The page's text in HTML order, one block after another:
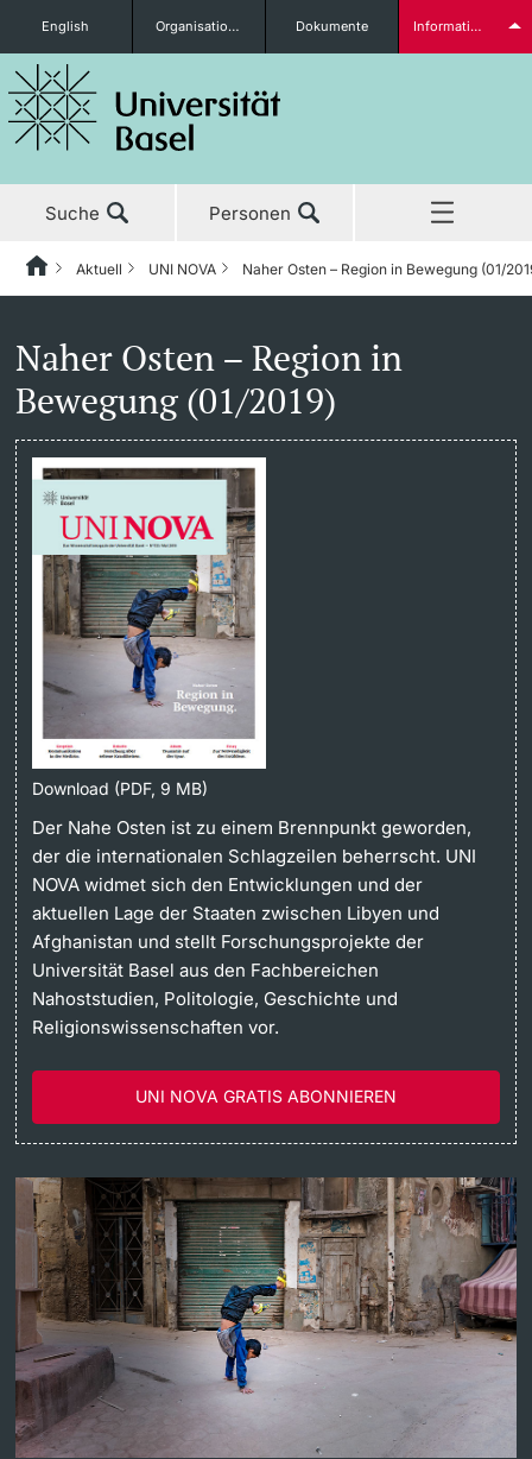
Studieninteressierte
Studierende
weitere Informationen
Doktorierende
weitere Informationen
Fördernde & Alumni
weitere Informationen
Dozierende
weitere Informationen
English Organisationseinheiten Dokumente Informationen für...
Suche Personen
Aktuell
Aktuell
News
Ehrungen & Preise
Newsletter
Universität in den Medien
Veranstaltungskalender
Social Media
UNI NOVA
UNI NOVA
UNI NOVA – Alle Ausgaben
UNI NOVA bestellen
Mediadaten
Service für Medien
Podcasts
Ukraine
Studium
Forschung
Lehre
Weiterbildung
Universität
HomeZurückAktuell UNI NOVA Naher Osten – Region in Bewegung (01/
Naher Osten – Region in
Bewegung (01/2019)
Download (PDF, 9 MB)
Der Nahe Osten ist zu einem Brennpunkt geworden,
der die internationalen Schlagzeilen beherrscht. UNI
NOVA widmet sich den Entwicklungen und der
aktuellen Lage der Staaten zwischen Libyen und
Afghanistan und stellt Forschungsprojekte der
Universität Basel aus den Fachbereichen
Nahoststudien, Politologie, Geschichte und
Religionswissenschaften vor.
UNI NOVA GRATIS ABONNIEREN